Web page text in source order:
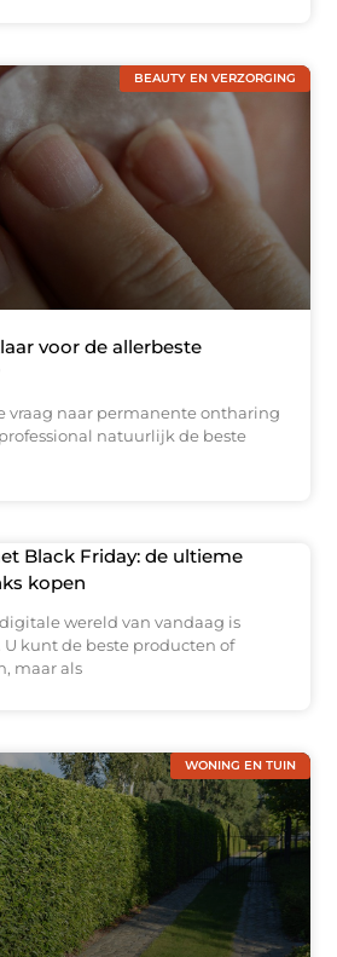
BEAUTY EN VERZORGING
voor de allerbeste
vraag naar permanente ontharing
natuurlijk de beste
Black Friday: de ultieme
kopen
wereld van vandaag is
kunt de beste producten of
maar als
WONING EN TUIN